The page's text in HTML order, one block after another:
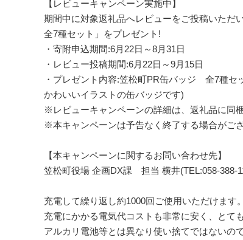
【レビューキャンペーン実施中】
期間中に対象返礼品へレビューをご投稿いた
全7種セット」をプレゼント!
・寄附申込期間:6月22日～8月31日
・レビュー投稿期間:6月22日～9月15日
・プレゼント内容:笠松町PR缶バッジ 全7種セ
かわいいイラストの缶バッジです)
※レビューキャンペーンの詳細は、返礼品に同
※本キャンペーンは予告なく終了する場合がご
【本キャンペーンに関するお問い合わせ先】
笠松町役場 企画DX課 担当 横井(TEL:058-388-
充電して繰り返し約1000回ご使用いただけます。
充電にかかる電気代コストも非常に安く、とて
アルカリ電池等とは異なり使い捨てではないの